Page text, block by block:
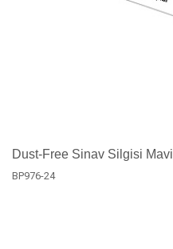
Dust-Free Sinav Silgisi Mavi
BP976-24